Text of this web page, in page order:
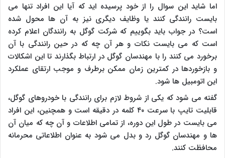
اما شاید این سوال را از خود پرسیده اید که آیا این افراد تنها می
بایست رانندگی کنند یا وظایف دیگری نیز به آن ها محول شده
است؟ در جواب باید بگوییم که شرکت گوگل به رانندگان اعلام کرده
است که می بایست نکات و هر آن چه که در حین رانندگی با آن
برخورد می کنند را با مهندسان گوگل در ارتباط بگذارند تا این اشکالات
و بازخوردها در کمترین زمان ممکن برطرف و موجب ارتقای عملکرد
این اتومبیل ها شود.
گفته می شود که یکی از شروط لازم برای رانندگی با خودروهای گوگل،
قابلیت تایپ با سرعت ۴۰ کلمه در دقیقه است و همچنین، این افراد
می بایست در طول این دوره، از تمامی اطلاعات و آن چه که میان آن
ها و مهندسان گوگل رد و بدل می شود به عنوان اطلاعاتی محرمانه
محافظت کنند.